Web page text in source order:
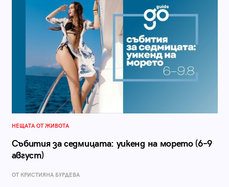
НЕЩАТА ОТ ЖИВОТА
Събития за седмицата: уикенд на морето (6–9
август)
ОТ КРИСТИЯНА БУРДЕВА